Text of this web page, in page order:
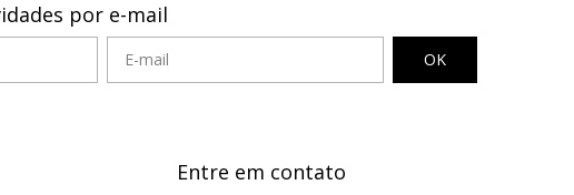
por e-mail
Entre em contato